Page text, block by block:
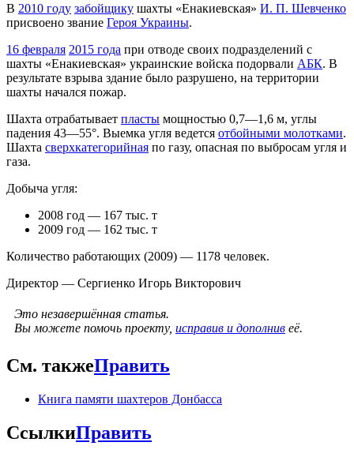
В 2010 году забойщику шахты «Енакиевская» И. П. Шевченко
присвоено звание Героя Украины.
16 февраля 2015 года при отводе своих подразделений с
шахты «Енакиевская» украинские войска подорвали АБК. В
результате взрыва здание было разрушено, на территории
шахты начался пожар.
Шахта отрабатывает пласты мощностью 0,7—1,6 м, углы
падения 43—55°. Выемка угля ведется отбойными молотками.
Шахта сверхкатегорийная по газу, опасная по выбросам угля и
газа.
Добыча угля:
2008 год — 167 тыс. т
2009 год — 162 тыс. т
Количество работающих (2009) — 1178 человек.
Директор — Сергиенко Игорь Викторович
Это незавершённая статья.
Вы можете помочь проекту, исправив и дополнив её.
См. такжеПравить
Книга памяти шахтеров Донбасса
СсылкиПравить